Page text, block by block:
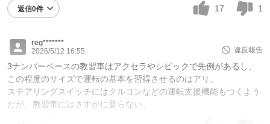
返信0件 17 1
reg*******
2026/5/12 16:55
違反報告
3ナンバーベースの教習車はアクセラやシビックで先例があるし、
この程度のサイズで運転の基本を習得させるのはアリ。
ステアリングスイッチにはクルコンなどの運転支援機能もつくよう
だが、教習車にはさすがに要らない。